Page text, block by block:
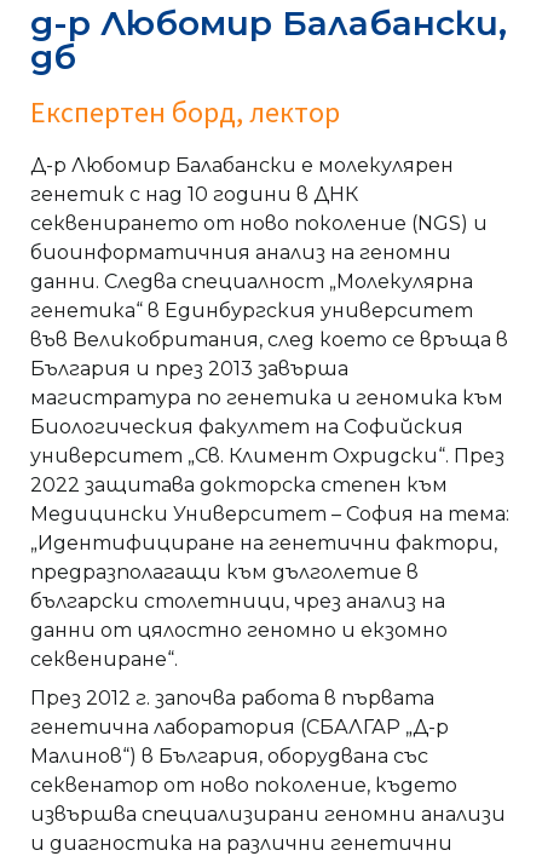
д-р Любомир Балабански,
дб
Експертен борд, лектор
Д-р Любомир Балабански е молекулярен
генетик с над 10 години в ДНК
секвенирането от ново поколение (NGS) и
биоинформатичния анализ на геномни
данни. Следва специалност „Молекулярна
генетика“ в Единбургския университет
във Великобритания, след което се връща в
България и през 2013 завърша
магистратура по генетика и геномика към
Биологическия факултет на Софийския
университет „Св. Климент Охридски“. През
2022 защитава докторска степен към
Медицински Университет – София на тема:
„Идентифициране на генетични фактори,
предразполагащи към дълголетие в
български столетници, чрез анализ на
данни от цялостно геномно и екзомно
секвениране“.
През 2012 г. започва работа в първата
генетична лаборатория (СБАЛГАР „Д-р
Малинов“) в България, оборудвана със
секвенатор от ново поколение, където
извършва специализирани геномни анализи
и диагностика на различни генетични